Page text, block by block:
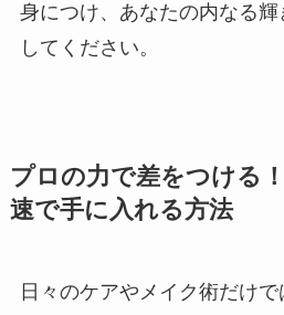
身につけ、あなたの内なる
してください。
プロの力で差をつける
速で手に入れる方法
日々のケアやメイク術だけ